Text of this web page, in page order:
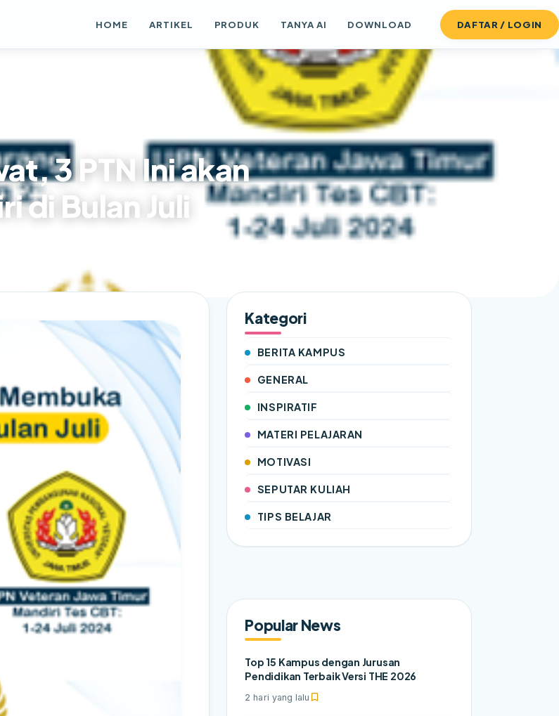
HOME ARTIKEL PRODUK TANYA AI DOWNLOAD DAFTAR / LOGIN
3 PTN Ini akan
di Bulan Juli
Kategori
BERITA KAMPUS
GENERAL
INSPIRATIF
MATERI PELAJARAN
MOTIVASI
SEPUTAR KULIAH
TIPS BELAJAR
Popular News
Top 15 Kampus dengan Jurusan
Pendidikan Terbaik Versi THE 2026
2 hari yang lalu